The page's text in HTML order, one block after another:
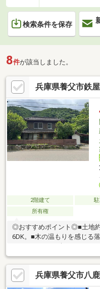
検索条件を保存
8件が該当しました。
兵庫県養父市鉄
2階建て
所有権
◎おすすめポイント◎■土地
6DK。■木の温もりを感じる
養父市立養父小学校：徒歩
約22分■マックスバリュ養
当日の内覧・ご見学もご相談
相談を承っております！『
兵庫県養父市八